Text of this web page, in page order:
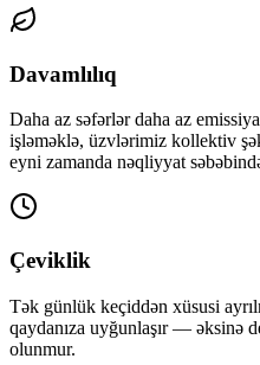
Davamlılıq
Daha az səfərlər daha az
işləməklə, üzvlərimiz kollektiv
eyni zamanda nəqliyyat
Çeviklik
Tək günlük keçiddən xüsusi
qaydanıza uyğunlaşır — əksinə
olunmur.